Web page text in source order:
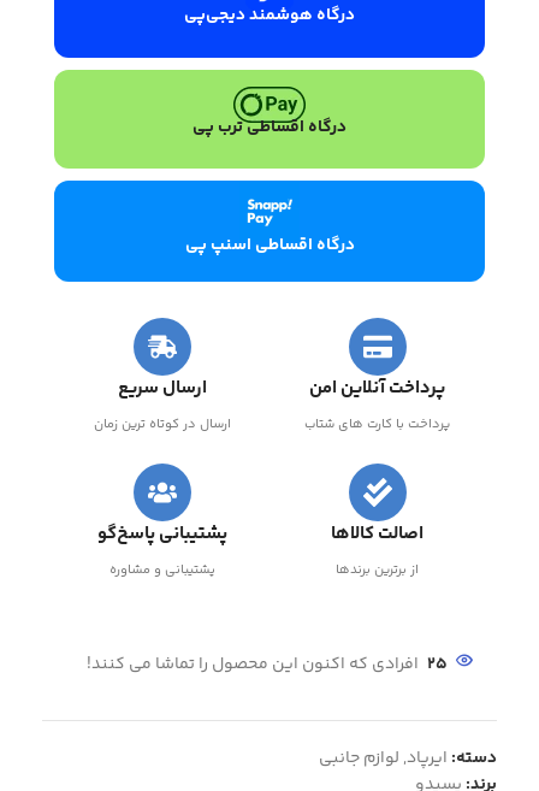
درگاه هوشمند دیجی‌پی
درگاه اقساطی ترب پی
درگاه اقساطی اسنپ پی
پرداخت آنلاین امن
پرداخت با کارت های شتاب
ارسال سریع
ارسال در کوتاه ترین زمان
اصالت کالاها
از برترین برندها
پشتیبانی پاسخ‌گو
پشتیبانی و مشاوره
25 افرادی که اکنون این محصول را تماشا می کنند!
دسته: ایرپاد, لوازم جانبی
برند: یسیدو